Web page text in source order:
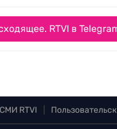
RTVI в
RTVI